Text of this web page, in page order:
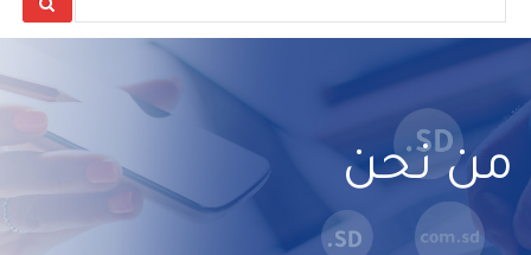
Search
من نحن